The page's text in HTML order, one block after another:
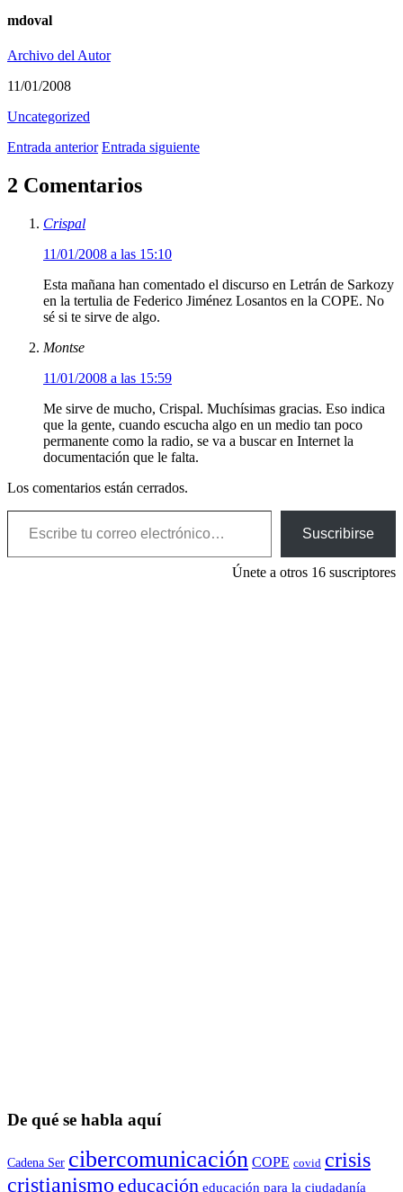
mdoval
Archivo del Autor
11/01/2008
Uncategorized
Entrada anterior Entrada siguiente
2 Comentarios
Crispal
11/01/2008 a las 15:10
Esta mañana han comentado el discurso en Letrán de Sarkozy
en la tertulia de Federico Jiménez Losantos en la COPE. No
sé si te sirve de algo.
Montse
11/01/2008 a las 15:59
Me sirve de mucho, Crispal. Muchísimas gracias. Eso indica
que la gente, cuando escucha algo en un medio tan poco
permanente como la radio, se va a buscar en Internet la
documentación que le falta.
Los comentarios están cerrados.
Escribe tu correo electrónico…
Suscribirse
Únete a otros 16 suscriptores
De qué se habla aquí
Cadena Ser cibercomunicación COPE covid crisis
cristianismo educación educación para la ciudadaní­a